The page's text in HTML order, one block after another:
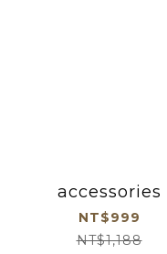
accessories
NT$999
NT$1,188